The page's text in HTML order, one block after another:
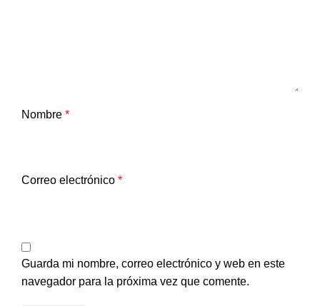
Nombre *
Correo electrónico *
Guarda mi nombre, correo electrónico y web en este
navegador para la próxima vez que comente.